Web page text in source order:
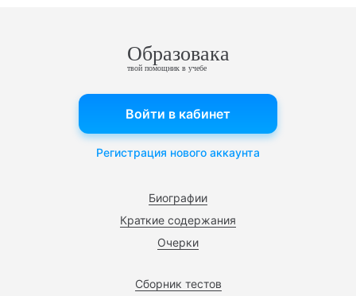
Образовака
твой помощник в учебе
Биографии
Краткие содержания
Очерки
Сборник тестов
Войти в кабинет
Регистрация нового аккаунта